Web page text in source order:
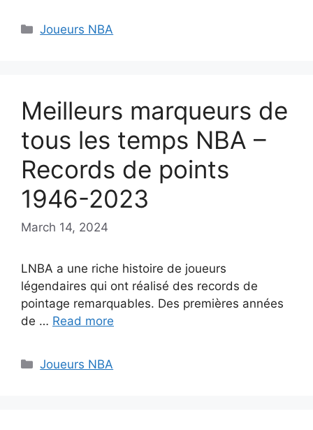
Categories
Joueurs NBA
Meilleurs marqueurs de
tous les temps NBA –
Records de points
1946-2023
March 14, 2024
LNBA a une riche histoire de joueurs
légendaires qui ont réalisé des records de
pointage remarquables. Des premières années
de … Read more
Categories
Joueurs NBA